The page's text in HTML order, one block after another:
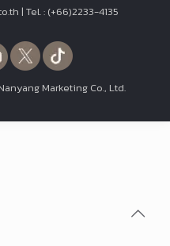
| Tel. : (+66)2233-4135
Marketing Co., Ltd.